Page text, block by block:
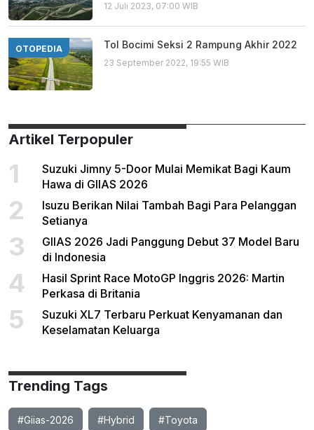
12 Juli 2023, 07:00 WIB
OTOPEDIA Tol Bocimi Seksi 2 Rampung Akhir 2022
23 September 2022, 19:55 WIB
Artikel Terpopuler
1
Suzuki Jimny 5-Door Mulai Memikat Bagi Kaum
Hawa di GIIAS 2026
2
Isuzu Berikan Nilai Tambah Bagi Para Pelanggan
Setianya
3
GIIAS 2026 Jadi Panggung Debut 37 Model Baru
di Indonesia
4
Hasil Sprint Race MotoGP Inggris 2026: Martin
Perkasa di Britania
5
Suzuki XL7 Terbaru Perkuat Kenyamanan dan
Keselamatan Keluarga
Trending Tags
#Giias-2026 #Hybrid #Toyota